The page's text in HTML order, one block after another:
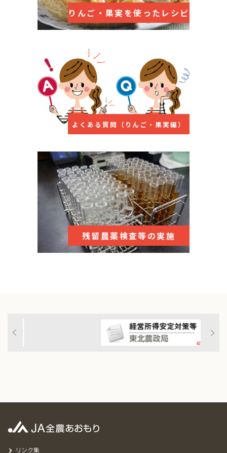
りんご・果実を使ったレシピ
よくある質問（りんご・果実編）
残留農薬検査等の実施
リンク集